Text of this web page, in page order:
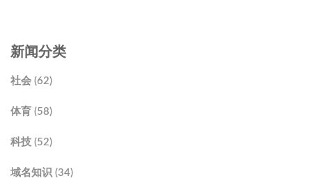
新闻分类
社会 (62)
体育 (58)
科技 (52)
域名知识 (34)